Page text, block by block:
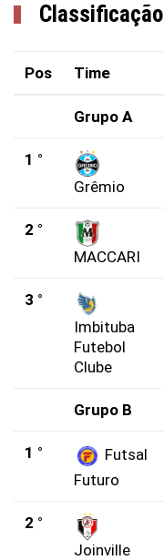
Classificação
Pos Time
Grupo A
1 °
Grêmio
2 °
MACCARI
3 °
Imbituba
Futebol
Clube
Grupo B
1 °
Futsal
Futuro
2 °
Joinville